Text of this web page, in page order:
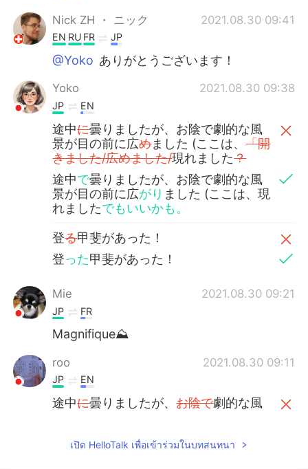
Nick ZH ・ ニック 2021.08.30 09:41
EN RU FR JP
@Yoko ありがとうございます！
Yoko 2021.08.30 09:38
JP EN
途中に曇りましたが、お陰で劇的な風
景が目の前に広めました (ここは、「開
きました/広めました/現れました？
途中で曇りましたが、お陰で劇的な風
景が目の前に広がり ました (ここは、現
れましたでもいいかも。
登る甲斐があった！
登った甲斐があった！
Mie 2021.08.30 09:21
JP FR
Magnifique⛰
roo 2021.08.30 09:11
JP EN
途中に曇りましたが、お陰で劇的な風
途中曇りましたが、劇的な風景が目の
เปิด HelloTalk เพื่อเข้าร่วมในบทสนทนา